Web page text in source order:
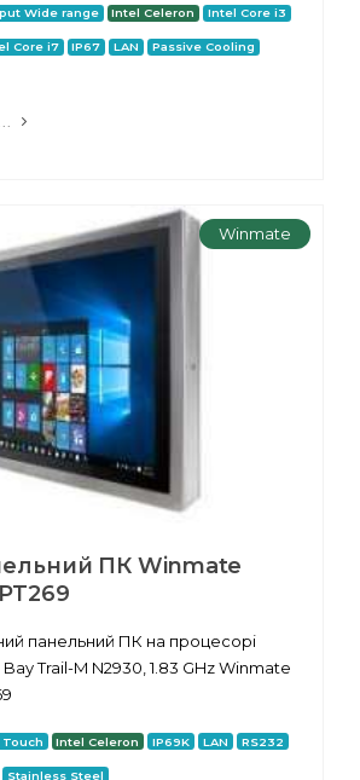
Wide range Intel Celeron Intel Core i3
Core i7 IP67 LAN Passive Cooling
Winmate
ПК Winmate
панельний ПК на процесорі
Trail-M N2930, 1.83 GHz Winmate
Touch Intel Celeron IP69K LAN RS232
Stainless Steel